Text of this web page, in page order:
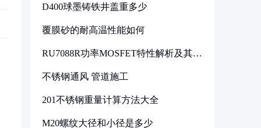
D400球墨铸铁井盖重多少
覆膜砂的耐高温性能如何
RU7088R功率MOSFET特性解析及其在
不锈钢通风 管道施工
201不锈钢重量计算方法大全
M20螺纹大径和小径是多少